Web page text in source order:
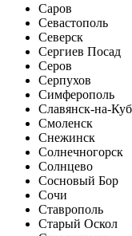
Саров
Севастополь
Северск
Сергиев Посад
Серов
Серпухов
Симферополь
Славянск-на-
Смоленск
Снежинск
Солнечногорск
Солнцево
Сосновый Бор
Сочи
Ставрополь
Старый Оскол